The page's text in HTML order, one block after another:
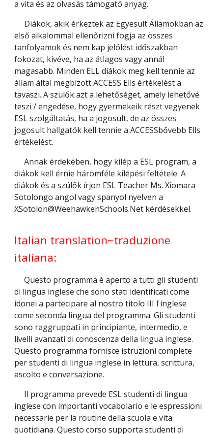
a vita és az olvasás támogató anyag.
Diákok, akik érkeztek az Egyesült Államokban az
első alkalommal ellenőrizni fogja az összes
tanfolyamok és nem kap jelölést időszakban
fokozat, kivéve, ha az átlagos vagy annál
magasabb. Minden ELL diákok meg kell tennie az
állam által megbízott ACCESS Ells értékelést a
tavaszi. A szülők azt a lehetőséget, amely lehetővé
teszi / engedése, hogy gyermekeik részt vegyenek
ESL szolgáltatás, ha a jogosult, de az összes
jogosult hallgatók kell tennie a ACCESSbővebb Ells
értékelést.
Annak érdekében, hogy kilép a ESL program, a
diákok kell érnie háromféle kilépési feltétele. A
diákok és a szülők írjon ESL Teacher Ms. Xiomara
Sotolongo angol vagy spanyol nyelven a
XSotolon@WeehawkenSchools.Net kérdésekkel.
Italian translation~traduzione
italiana:
Questo programma è aperto a tutti gli studenti
di lingua inglese che sono stati identificati come
idonei a partecipare al nostro titolo III l'inglese
come seconda lingua del programma. Gli studenti
sono raggruppati in principiante, intermedio, e
livelli avanzati di conoscenza della lingua inglese.
Questo programma fornisce istruzioni complete
per studenti di lingua inglese in lettura, scrittura,
ascolto e conversazione.
Il programma prevede ESL studenti di lingua
inglese con importanti vocabolario e le espressioni
necessarie per la routine della scuola e vita
quotidiana. Questo corso supporta studenti di